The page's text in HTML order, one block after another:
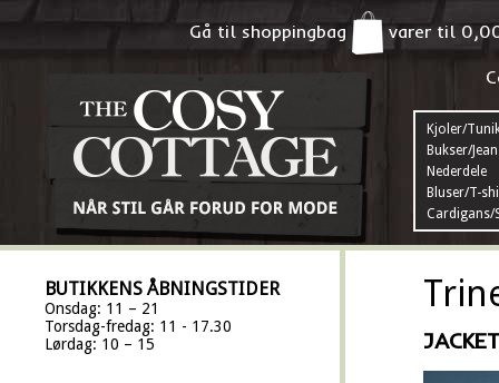
Gå til shoppingbag varer til
Kjoler/
Bukser/
Nederdele
Bluser/T-
Cardigans/
BUTIKKENS ÅBNINGSTIDER
Onsdag: 11 – 21
Torsdag-fredag: 11 - 17.30
Lørdag: 10 – 15